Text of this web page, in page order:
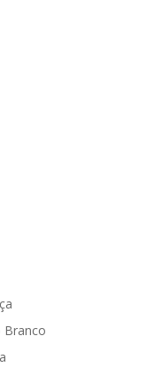
Branco